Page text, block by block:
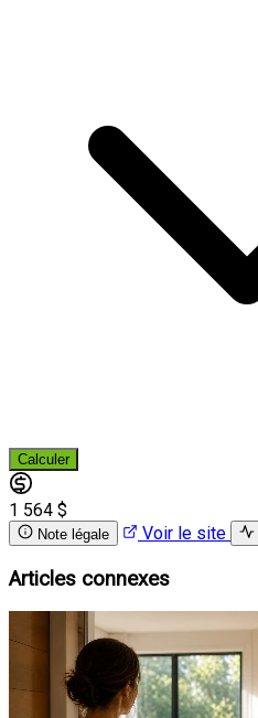
Calculer
1 564 $
Note légale Voir le site
Articles connexes